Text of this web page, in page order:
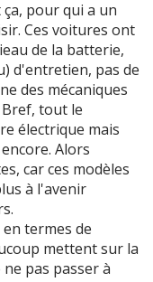
pour qui a un
Ces voitures ont
de la batterie,
d'entretien, pas de
des mécaniques
tout le
électrique mais
Alors
car ces modèles
à l'avenir
termes de
mettent sur la
pas passer à